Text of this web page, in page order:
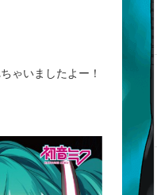
ゃいましたよー！